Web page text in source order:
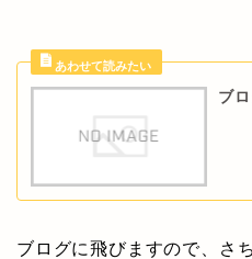
ブ
ブログに飛びますので、さ